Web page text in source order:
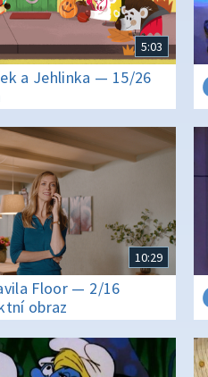
5:03
a Jehlinka — 15/26
10:29
Floor — 2/16
obraz